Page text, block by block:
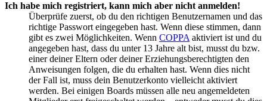
Ich habe mich registriert, kann mich aber nicht anmelden!
Überprüfe zuerst, ob du den richtigen Benutzernamen und das
richtige Passwort eingegeben hast. Wenn diese stimmen, dann
gibt es zwei Möglichkeiten. Wenn COPPA aktiviert ist und du
angegeben hast, dass du unter 13 Jahre alt bist, musst du bzw.
einer deiner Eltern oder deiner Erziehungsberechtigten den
Anweisungen folgen, die du erhalten hast. Wenn dies nicht
der Fall ist, muss dein Benutzerkonto vielleicht aktiviert
werden. Bei einigen Boards müssen alle neu angemeldeten